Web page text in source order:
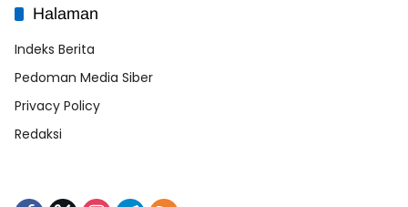
Halaman
Indeks Berita
Pedoman Media Siber
Privacy Policy
Redaksi